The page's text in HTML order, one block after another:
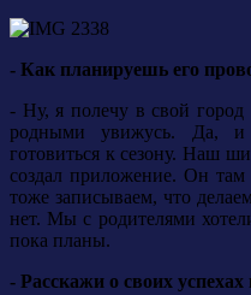
- Как планируешь его
- Ну, я полечу в свой
родными увижусь. Да, и
готовиться к сезону. Наш
создал приложение. Он
тоже записываем, что
нет. Мы с родителями
пока планы.
- Расскажи о своих успехах